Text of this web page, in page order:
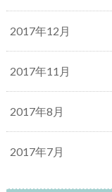
2017年12月
2017年11月
2017年8月
2017年7月